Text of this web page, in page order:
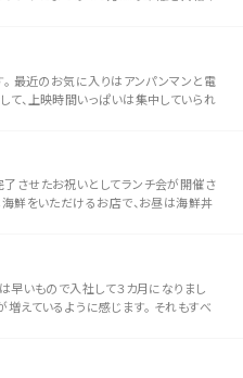
。 最近のお気に入りはアンパンマンと電
て、上映時間いっぱいは集中していられ
させたお祝いとしてランチ会が開催さ
海鮮をいただけるお店で、お昼は海鮮丼
早いもので入社して３カ月になりまし
増えているように感じます。 それもすべ